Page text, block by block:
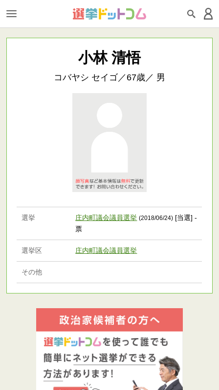
小林 清悟
コバヤシ セイゴ／67歳／ 男
選挙 庄内町議会議員選挙 (2018/06/24) [当選] -
票
選挙区 庄内町議会議員選挙
その他